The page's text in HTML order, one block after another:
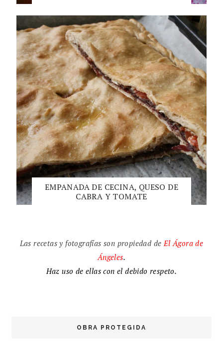
EMPANADA DE CECINA, QUESO DE
CABRA Y TOMATE
Las recetas y fotografías son propiedad deElÁgora de
Ángeles.
Haz uso de ellas con el debido respeto.
OBRA PROTEGIDA